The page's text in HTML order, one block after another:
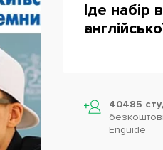
Іде набір
40485
Enguide